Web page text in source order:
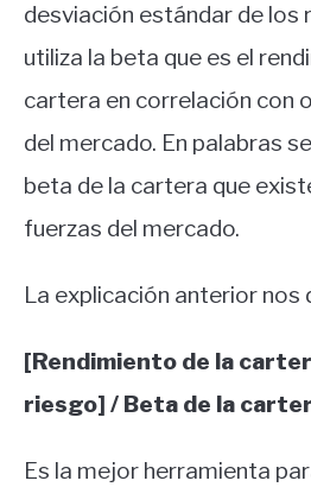
desviación estándar de los
utiliza la beta que es el
cartera en correlación con
del mercado. En palabras
beta de la cartera que
fuerzas del mercado.
La explicación anterior nos
[Rendimiento de la
riesgo] / Beta de la
Es la mejor herramienta